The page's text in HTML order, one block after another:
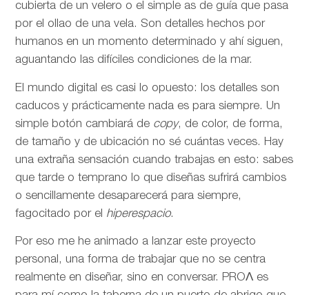
cubierta de un velero o el simple as de guía que pasa
por el ollao de una vela. Son detalles hechos por
humanos en un momento determinado y ahí siguen,
aguantando las difíciles condiciones de la mar.
El mundo digital es casi lo opuesto: los detalles son
caducos y prácticamente nada es para siempre. Un
simple botón cambiará de copy, de color, de forma,
de tamaño y de ubicación no sé cuántas veces. Hay
una extraña sensación cuando trabajas en esto: sabes
que tarde o temprano lo que diseñas sufrirá cambios
o sencillamente desaparecerá para siempre,
fagocitado por el hiperespacio.
Por eso me he animado a lanzar este proyecto
personal, una forma de trabajar que no se centra
realmente en diseñar, sino en conversar. PROΛ es